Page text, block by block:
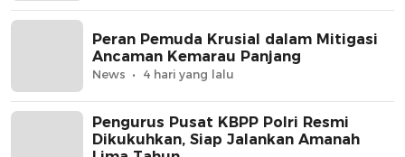
Peran Pemuda Krusial dalam Mitigasi
Ancaman Kemarau Panjang
News 4 hari yang lalu
Pengurus Pusat KBPP Polri Resmi
Dikukuhkan, Siap Jalankan Amanah